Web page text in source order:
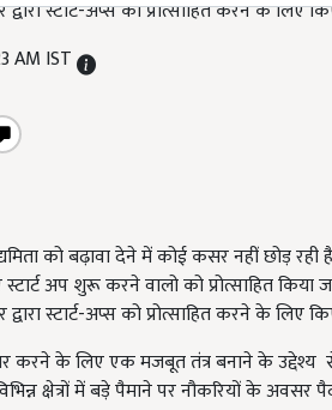
स्टार्ट-अप्स को प्रोत्साहित करने के लिए
AM IST
को बढ़ावा देने में कोई कसर नहीं छोड़
अप शुरू करने वालो को प्रोत्साहित
स्टार्ट-अप्स को प्रोत्साहित करने के लिए
करने के लिए एक मजबूत तंत्र बनाने के उद्देश्य
क्षेत्रों में बड़े पैमाने पर नौकरियों के